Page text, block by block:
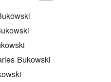
Bukowski